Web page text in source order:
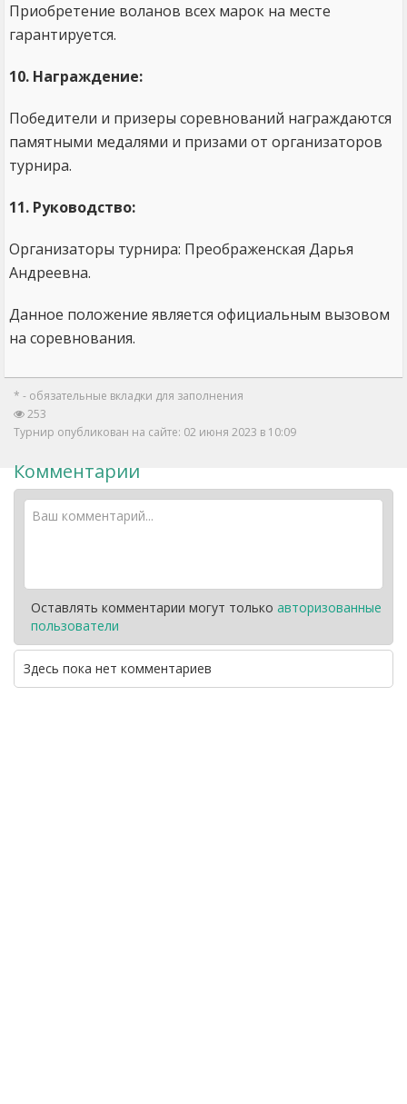
Приобретение воланов всех марок на месте
гарантируется.
10. Награждение:
Победители и призеры соревнований награждаются
памятными медалями и призами от организаторов
турнира.
11. Руководство:
Организаторы турнира: Преображенская Дарья
Андреевна.
Данное положение является официальным вызовом
на соревнования.
* - обязательные вкладки для заполнения
253
Турнир опубликован на сайте: 02 июня 2023 в 10:09
Комментарии
Оставлять комментарии могут только авторизованные
пользователи
Здесь пока нет комментариев